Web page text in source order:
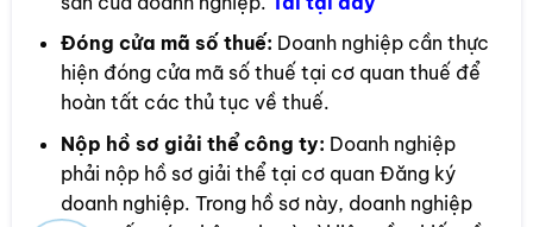
Đóng cửa mã số thuế: Doanh nghiệp cần thực
hiện đóng cửa mã số thuế tại cơ quan thuế để
hoàn tất các thủ tục về thuế.
Nộp hồ sơ giải thể công ty: Doanh nghiệp
phải nộp hồ sơ giải thể tại cơ quan Đăng ký
doanh nghiệp. Trong hồ sơ này, doanh nghiệp